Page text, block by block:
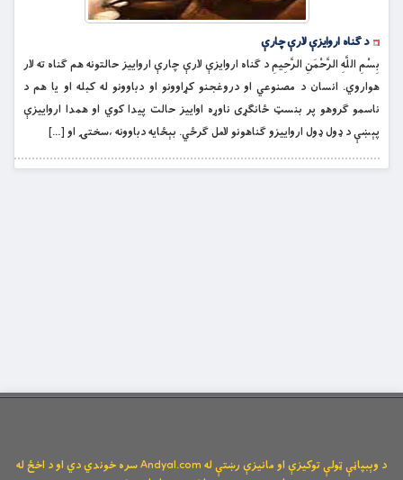
د ګناه اروايزې لارې چارې
بِسْمِ اللَّهِ الرَّحْمَنِ الرَّحِيمِ د ګناه اروايزې لارې چارې اروايیز حالتونه هم ګناه ته لار
هواروي. انسان د مصنوعي او دروغجنو کړاوونو او دباوونو له کبله او يا هم د
ناسمو ګروهو پر بنسټ ځانګړى ناوړه اواییز حالت پيدا کوي او همدا ارواييزې
پېښې د ډول ډول ارواييزو ګناهونو لامل ګرځي. بېځايه دباوونه ،سختۍ او […]
د وېبپاڼې ټولې توکیزې او مانیزې رښتې له Andyal.com سره خوندي دي او د اخځ له